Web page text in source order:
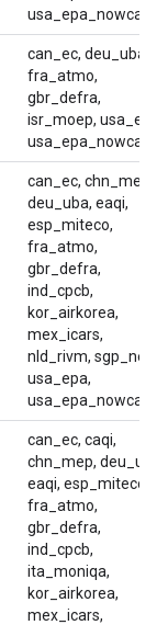
usa_epa_nowcast
can_ec, deu_uba,
fra_atmo,
gbr_defra,
isr_moep,
usa_epa_nowcast
can_ec, chn_mep,
deu_uba, eaqi,
esp_miteco,
fra_atmo,
gbr_defra,
ind_cpcb,
kor_airkorea,
mex_icars,
nld_rivm, sgp_nea,
usa_epa,
usa_epa_nowcast
can_ec, caqi,
chn_mep,
eaqi, esp_miteco,
fra_atmo,
gbr_defra,
ind_cpcb,
ita_moniqa,
kor_airkorea,
mex_icars,